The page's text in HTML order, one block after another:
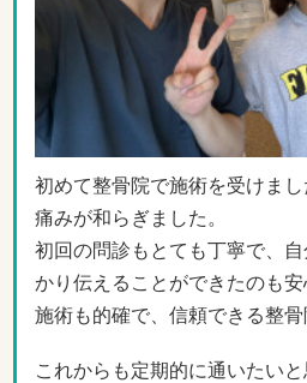
初めて整骨院で施術を受けま
痛みが和らぎました。
初回の問診もとても丁寧で、
かり伝えることができたのも安
施術も的確で、信頼できる整骨
これからも定期的に通いたい